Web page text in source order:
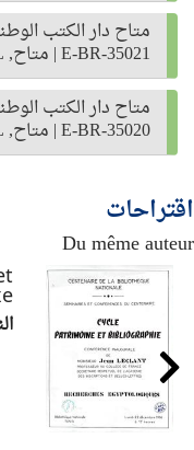
متاح دار الكتب
E-BR-35021
| متاح, LOCAL
متاح دار الكتب
E-BR-35020
| متاح, LOCAL
اقتراحات
Du même auteur